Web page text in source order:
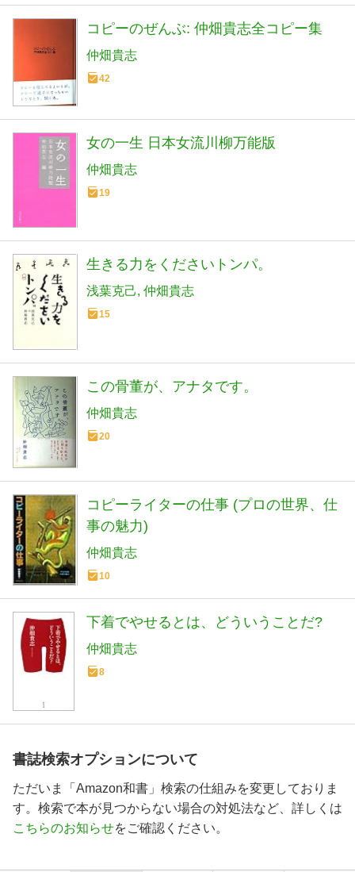
コピーのぜんぶ: 仲畑貴志全コピー集
仲畑貴志
42
女の一生 日本女流川柳万能版
仲畑貴志
19
生きる力をくださいトンパ。
浅葉克己 仲畑貴志
15
この骨董が、アナタです。
仲畑貴志
20
コピーライターの仕事 (プロの世界、仕
事の魅力)
仲畑貴志
10
下着でやせるとは、どういうことだ?
仲畑貴志
8
書誌検索オプションについて
ただいま「Amazon和書」検索の仕組みを変更しておりま
す。検索で本が見つからない場合の対処法など、詳しくは
こちらのお知らせをご確認ください。